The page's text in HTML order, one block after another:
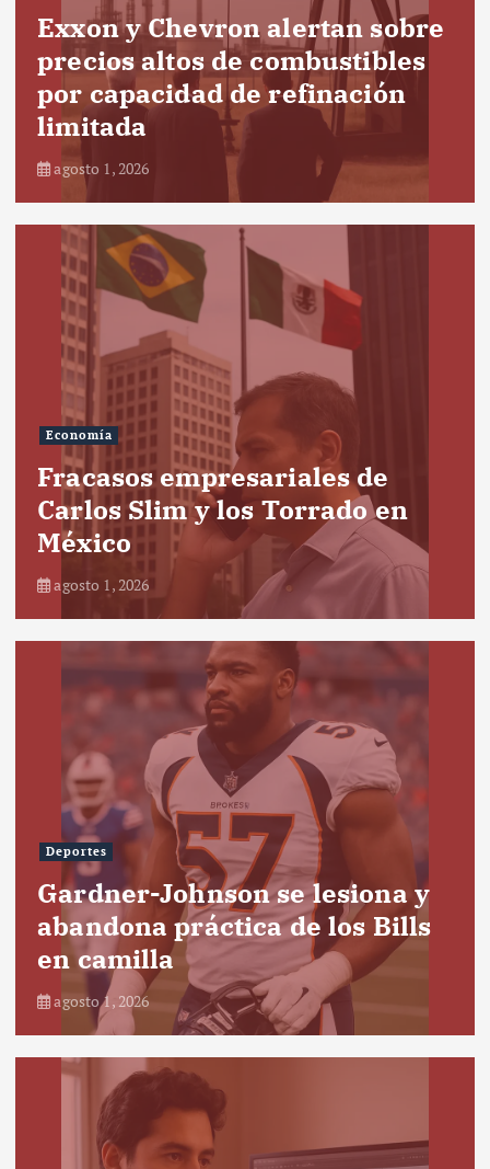
Exxon y Chevron alertan sobre
precios altos de combustibles
por capacidad de refinación
limitada
agosto 1, 2026
Economía
Fracasos empresariales de
Carlos Slim y los Torrado en
México
agosto 1, 2026
Deportes
Gardner-Johnson se lesiona y
abandona práctica de los Bills
en camilla
agosto 1, 2026